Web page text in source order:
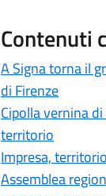
Contenuti
A Signa torna il
di Firenze
Cipolla vernina
territorio
Impresa,
Assemblea